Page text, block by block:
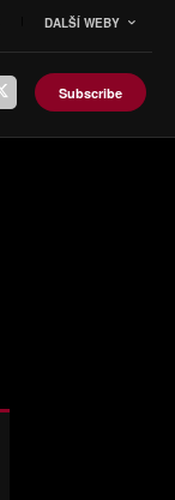
DALŠÍ WEBY
Subscribe